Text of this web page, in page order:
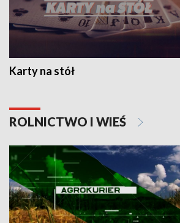
Karty na stół
ROLNICTWO I WIEŚ